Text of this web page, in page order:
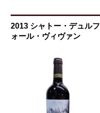
2013 シャトー・デュルフ
ォール・ヴィヴァン